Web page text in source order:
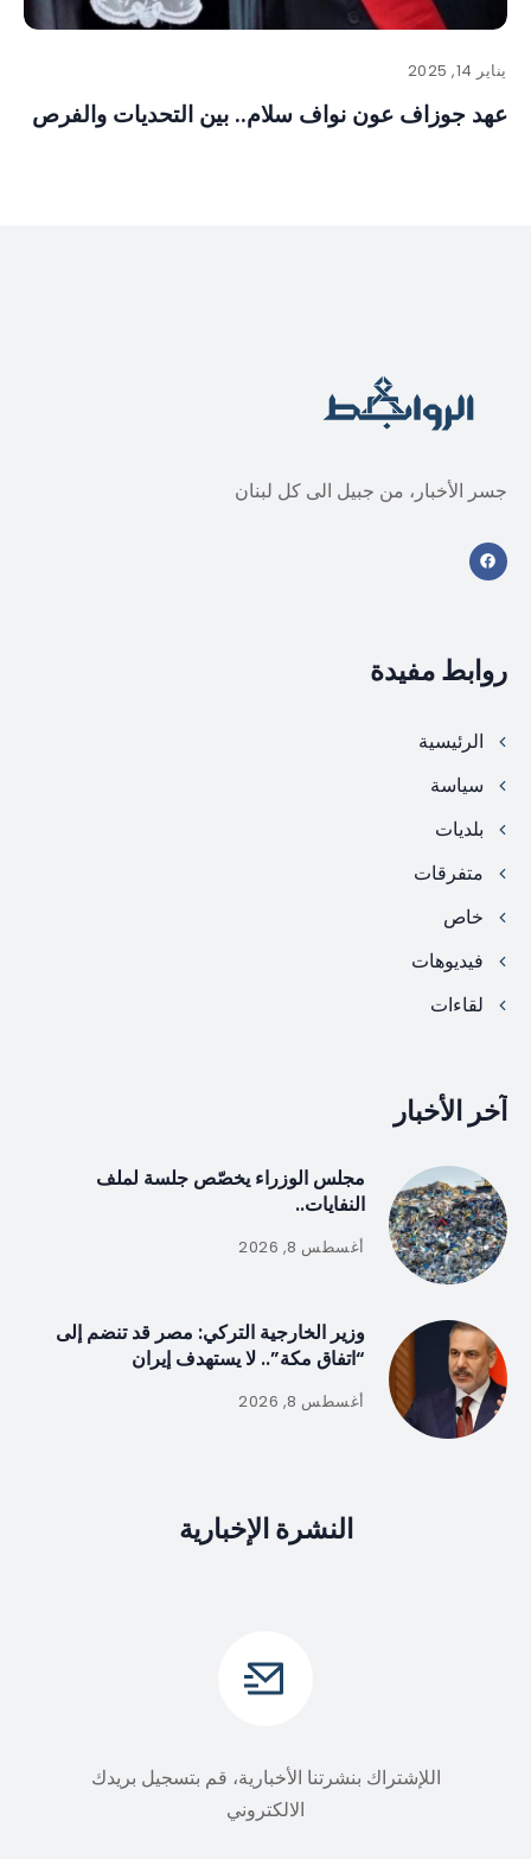
يناير 14, 2025
عهد جوزاف عون نواف سلام.. بين التحديات والفرص
جسر الأخبار، من جبيل الى كل لبنان
روابط مفيدة
الرئيسية
سياسة
بلديات
متفرقات
خاص
فيديوهات
لقاءات
آخر الأخبار
مجلس الوزراء يخصّص جلسة لملف
النفايات..
أغسطس 8, 2026
وزير الخارجية التركي: مصر قد تنضم إلى
“اتفاق مكة”.. لا يستهدف إيران
أغسطس 8, 2026
النشرة الإخبارية
اللإشتراك بنشرتنا الأخبارية، قم بتسجيل بريدك
الالكتروني